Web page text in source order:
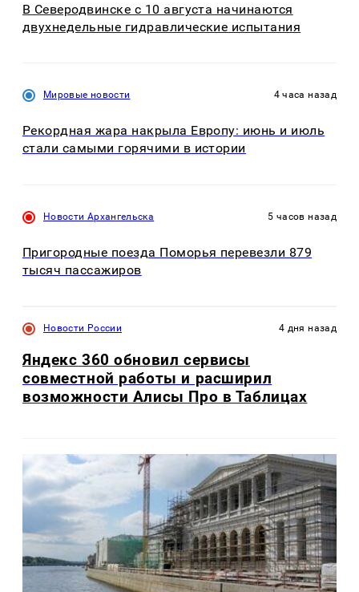
В Северодвинске с 10 августа начинаются
двухнедельные гидравлические испытания
Мировые новости 4 часа назад
Рекордная жара накрыла Европу: июнь и июль
стали самыми горячими в истории
Новости Архангельска 5 часов назад
Пригородные поезда Поморья перевезли 879
тысяч пассажиров
Новости России 4 дня назад
Яндекс 360 обновил сервисы
совместной работы и расширил
возможности Алисы Про в Таблицах